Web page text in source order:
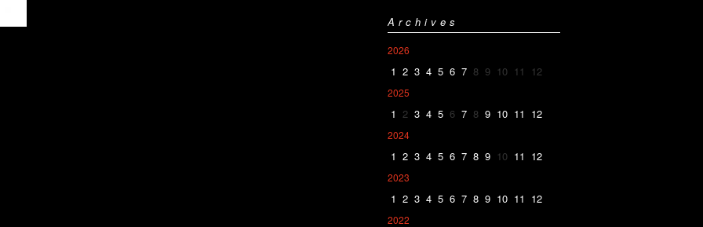
Archives
2026
1 2 3 4 5 6 7 8 9 10 11 12
2025
1 2 3 4 5 6 7 8 9 10 11 12
2024
1 2 3 4 5 6 7 8 9 10 11 12
2023
1 2 3 4 5 6 7 8 9 10 11 12
2022